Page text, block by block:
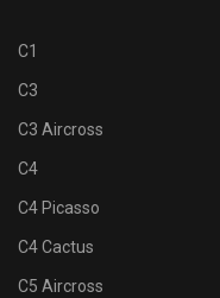
C1
C3
C3 Aircross
C4
C4 Picasso
C4 Cactus
C5 Aircross